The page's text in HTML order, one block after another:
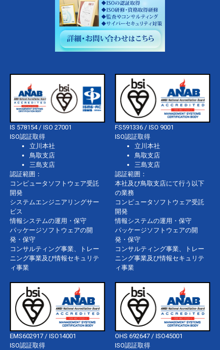
IS 578154 / ISO 27001
ISO認証取得
立川本社
鳥取支店
三島支店
認証範囲：
コンピュータソフトウェア受託
開発
システムエンジニアリングサー
ビス
情報システムの運用・保守
パッケージソフトウェアの開
発・保守
コンサルティング事業、トレー
ニング事業及び情報セキュリテ
ィ事業
FS591336 / ISO 9001
ISO認証取得
立川本社
鳥取支店
三島支店
認証範囲：
本社及び鳥取支店にて行う以下
の業務
コンピュータソフトウェア受託
開発
情報システムの運用・保守
パッケージソフトウェアの開
発・保守
コンサルティング事業、トレー
ニング事業及び情報セキュリテ
ィ事業
EMS602917 / ISO14001
ISO認証取得
OHS 692647 / ISO45001
ISO認証取得